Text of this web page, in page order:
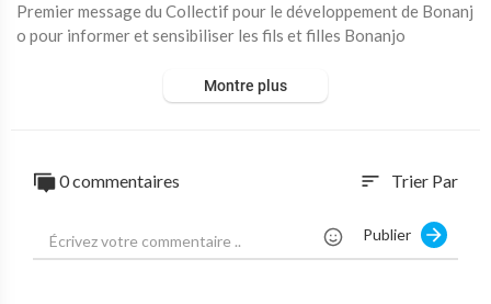
Premier message du Collectif pour le développement de Bonanj
o pour informer et sensibiliser les fils et filles Bonanjo
Montre plus
0 commentaires sort Trier Par
Publier